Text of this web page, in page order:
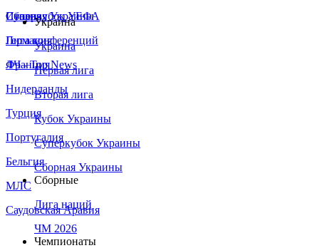
Сборная Украины
Италия
Германия
Франция
Нидерланды
Турция
Португалия
Бельгия
МЛС
Саудовская Аравия
Суперкубок УЕФА
Лига конференций
ЛЧ - Top News
Украина
Украина
Первая лига
Вторая лига
Кубок Украины
Суперкубок Украины
Сборная Украины
Сборные
Лига наций
ЧМ 2026
Чемпионаты